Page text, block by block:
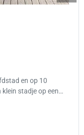
en op 10
klein stadje op een…